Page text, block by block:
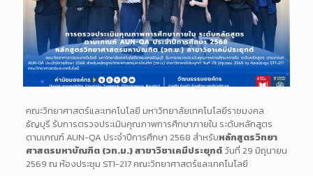
คณะวิทยาศาสตร์และเทคโนโลยี มหาวิทยาลัยเทคโนโลยีราชมงคล
ธัญบุรี รับการตรวจประเมินคุณภาพการศึกษาภายใน ระดับหลักสูตร
ตามเกณฑ์ AUN-QA ประจำปีการศึกษา 2568 สำหรับหลักสูตรวิทยา
ศาสตรมหาบัณฑิต (วท.ม.) สาขาวิชาเคมีประยุกต์ วันที่ 29 มิถุนายน
2569 ณ ห้องประชุม ST1-217 คณะวิทยาศาสตร์และเทคโนโลยี